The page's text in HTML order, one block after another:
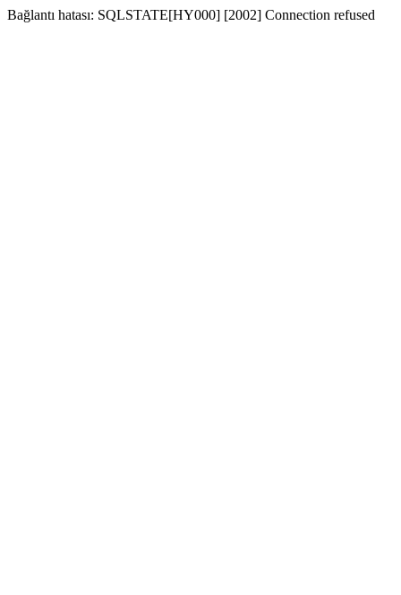
Bağlantı hatası: SQLSTATE[HY000] [2002] Connection refused